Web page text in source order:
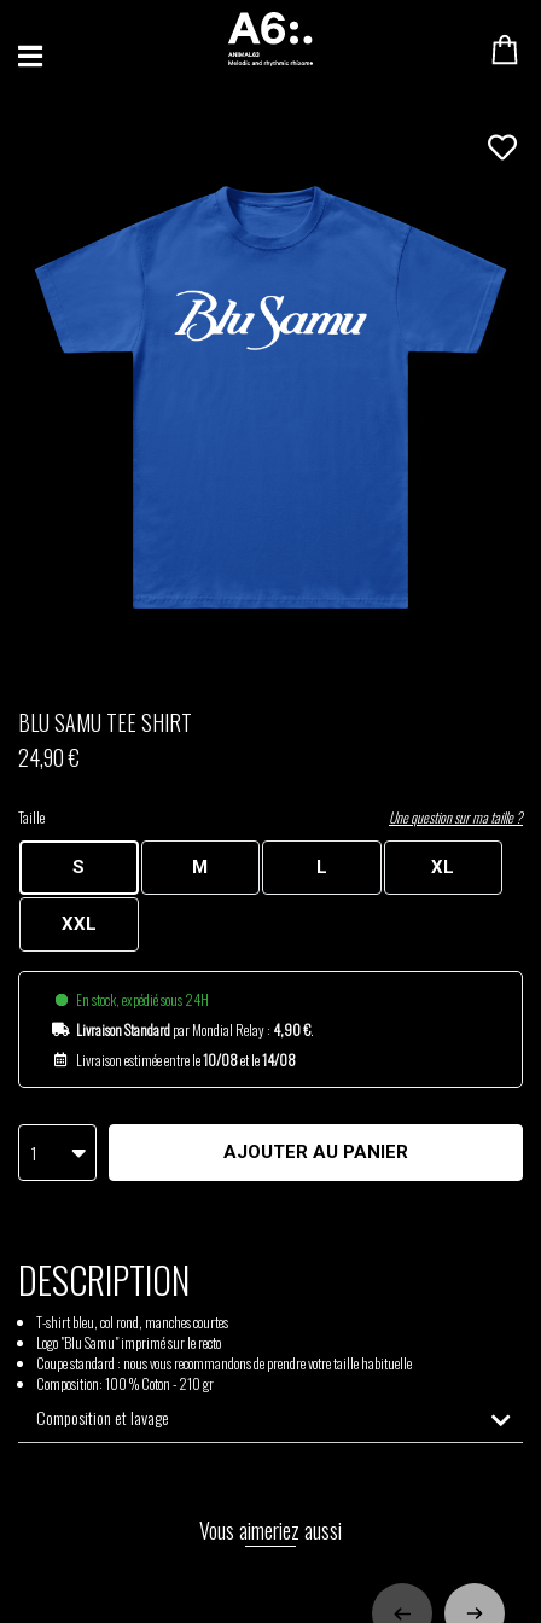
BLU SAMU
JASON GLASSER
JOHAN PAPACONSTANTINO
LOVE SUPREME
MAX BABY
BLU SAMU TEE SHIRT
24,90 €
Taille Une question sur ma taille ?
S M L XL
XXL
En stock, expédié sous 24H
Livraison Standardpar Mondial Relay : 4,90 €.
Livraison estimée entre le10/08et le14/08
1 AJOUTER AU PANIER
DESCRIPTION
T-shirt bleu, col rond, manches courtes
Logo "Blu Samu" imprimé sur le recto
Coupe standard : nous vous recommandons de prendre votre taille habituelle
Composition: 100 % Coton - 210 gr
Composition et lavage
Vous aimeriez aussi